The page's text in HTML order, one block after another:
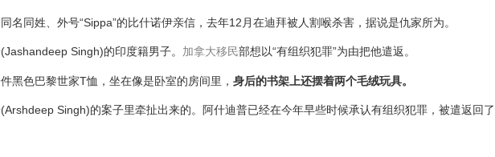
名同姓、外号“Sippa”的比什诺伊亲信，去年12月在迪拜被人割喉杀害，据说是仇家所为。
Singh)的印度籍男子。 加拿大移民部想以“有组织犯罪”为由把他遣返。
黑色巴黎世家T恤，坐在像是卧室的房间里， 身后的书架上还摆着两个毛绒玩具。
Singh)的案子里牵扯出来的。阿什迪普已经在今年早些时候承认有组织犯罪，被遣返回了